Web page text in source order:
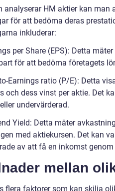
analyserar HM aktier kan
för att bedöma deras
inkluderar:
per Share (EPS): Detta
för att bedöma företagets
Earnings ratio (P/E): Detta
och dess vinst per aktie. Det
undervärderad.
Yield: Detta mäter
med aktiekursen. Det kan
av att få en inkomst
mellan
flera faktorer som kan skilja